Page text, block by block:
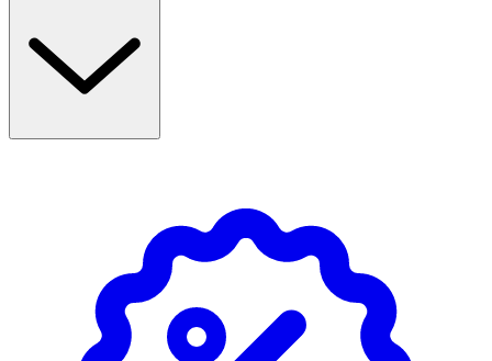
mm).
Användning
föremål som smuts eller grus.
- Sätt på plåstret utan att sträcka det och undvik veck.
- Plåstren får enbart användas en gång.